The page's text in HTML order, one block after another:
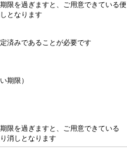
限を過ぎますと、ご用意できている便
となります
済みであることが必要です
期限）
限を過ぎますと、ご用意できている
消しとなります